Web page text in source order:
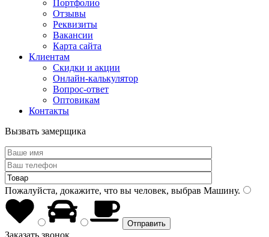
Портфолио
Отзывы
Реквизиты
Вакансии
Карта сайта
Клиентам
Скидки и акции
Онлайн-калькулятор
Вопрос-ответ
Оптовикам
Контакты
Вызвать замерщика
Пожалуйста, докажите, что вы человек, выбрав Машину.
Заказать звонок